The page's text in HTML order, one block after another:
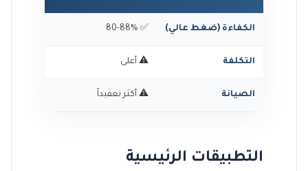
الكفاءة (ضغط عالي) ✅ 80-88%
التكلفة ⚠️ أعلى
الصيانة ⚠️ أكثر تعقيداً
التطبيقات الرئيسية